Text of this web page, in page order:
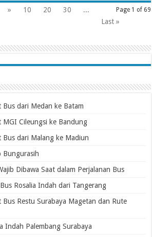
Page 1 of 69
» 10 20 30
...
Last »
Bus dari Medan ke Batam
MGI Cileungsi ke Bandung
Bus dari Malang ke Madiun
Bungurasih
Dibawa Saat dalam Perjalanan Bus
Rosalia Indah dari Tangerang
Bus Restu Surabaya Magetan dan Rute
Indah Palembang Surabaya